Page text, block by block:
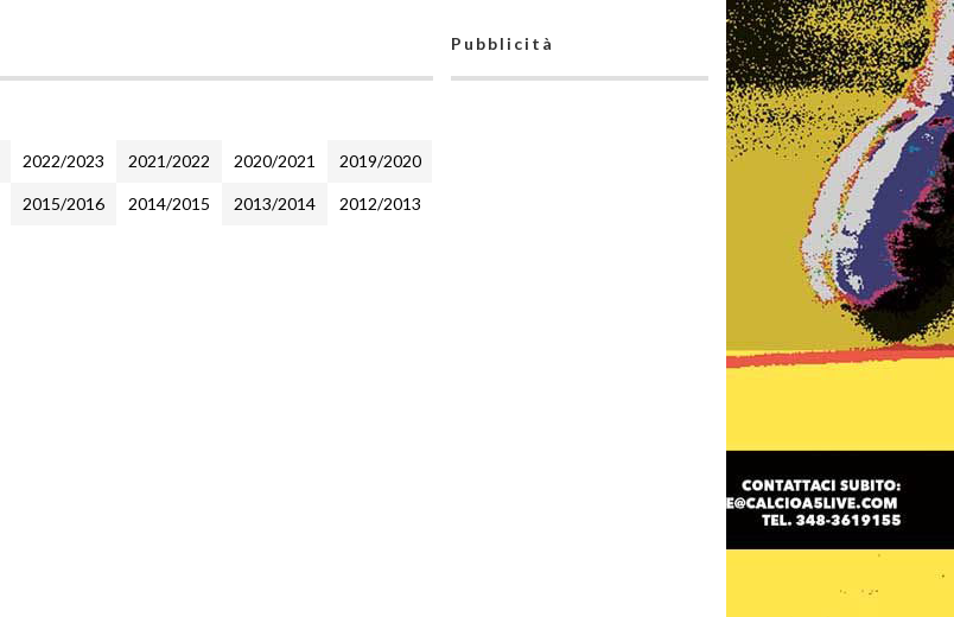
2022/2023 2021/2022 2020/2021 2019/2020
2015/2016 2014/2015 2013/2014 2012/2013
Pubblicità